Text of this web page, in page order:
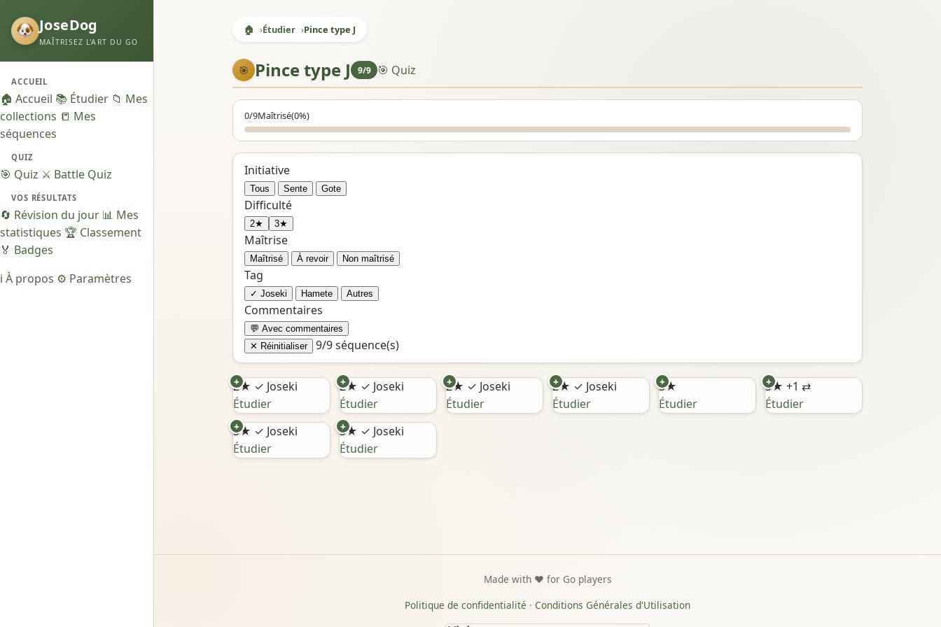
JoseDog
MAÎTRISEZ L'ART DU GO
ACCUEIL
🏠 Accueil 📚 Étudier 📁 Mes
collections 📒 Mes
séquences
QUIZ
🎯 Quiz ⚔️ Battle Quiz
VOS RÉSULTATS
🔄 Révision du jour 📊 Mes
statistiques 🏆 Classement
🏅 Badges
ℹ️ À propos ⚙️ Paramètres
🏠 Étudier Pince type J
🎯 Pince type J 9/9 🎯 Quiz
0/9Maîtrisé(0%)
Initiative
Tous Sente Gote
Difficulté
2★ 3★
Maîtrise
Maîtrisé À revoir Non maîtrisé
Tag
✓ Joseki Hamete Autres
Commentaires
💬 Avec commentaires
✕ Réinitialiser
9/9 séquence(s)
2★ ✓ Joseki
+
Étudier
2★ ✓ Joseki
+
Étudier
2★ ✓ Joseki
+
Étudier
2★ ✓ Joseki
+
Étudier
3★
+
Étudier
3★ +1 ⇄
+
Étudier
3★ ✓ Joseki
+
Étudier
3★ ✓ Joseki
+
Étudier
Made with ❤️ for Go players
Politique de confidentialité · Conditions Générales d'Utilisation